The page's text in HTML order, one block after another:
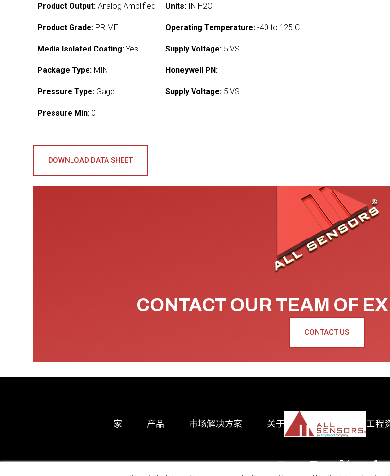
Product Output: Analog Amplified
Product Grade: PRIME
Media Isolated Coating: Yes
Package Type: MINI
Pressure Type: Gage
Pressure Min: 0
Units: IN H2O
Operating Temperature: -40 to 125 C
Supply Voltage: 5 VS
Honeywell PN:
Supply Voltage: 5 VS
DOWNLOAD DATA SHEET
CONTACT OUR TEAM OF
CONTACT US
家 产品 市场解决方案 关于 工程